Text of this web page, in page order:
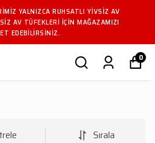
YALNIZCA RUHSATLI YIVSIZ AV
AV TÜFEKLERI IÇIN MAĞAZAMIZI
EDEBILIRSINIZ.
0
Sırala